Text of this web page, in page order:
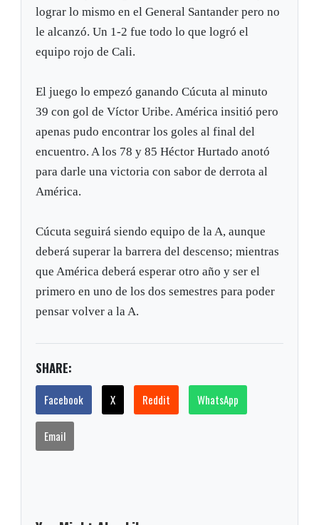
lograr lo mismo en el General Santander pero no
le alcanzó. Un 1-2 fue todo lo que logró el
equipo rojo de Cali.
El juego lo empezó ganando Cúcuta al minuto
39 con gol de Víctor Uribe. América insitió pero
apenas pudo encontrar los goles al final del
encuentro. A los 78 y 85 Héctor Hurtado anotó
para darle una victoria con sabor de derrota al
América.
Cúcuta seguirá siendo equipo de la A, aunque
deberá superar la barrera del descenso; mientras
que América deberá esperar otro año y ser el
primero en uno de los dos semestres para poder
pensar volver a la A.
SHARE:
Facebook X Reddit WhatsApp
Email